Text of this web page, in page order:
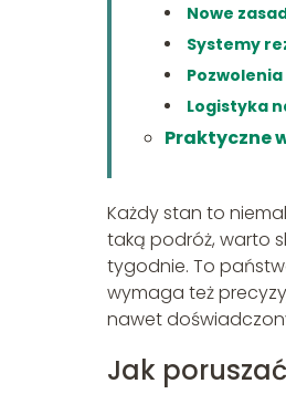
Nowe
Systemy
Logistyka
Praktyczne
Każdy stan to
taką podróż, warto
tygodnie. To
wymaga też
nawet
Jak